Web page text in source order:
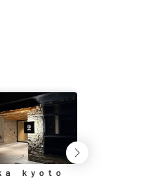
ａ ｋｙｏｔｏ